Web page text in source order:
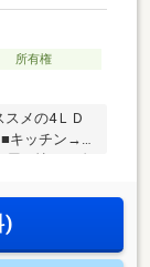
所有権
スメの4ＬＤ
キッチン→水
！渋滞回避
まで徒歩15
)